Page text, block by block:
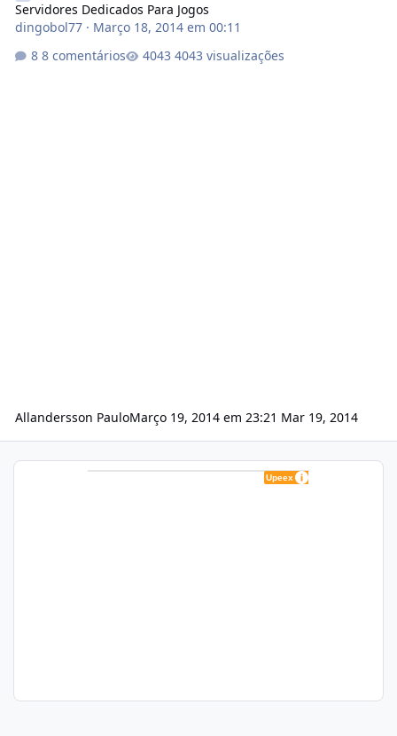
Servidores Dedicados Para Jogos
dingobol77· Março 18, 2014 em 00:11
8 comentários
4043 visualizações
Allandersson PauloMarço 19, 2014 em 23:21 Mar 19, 2014